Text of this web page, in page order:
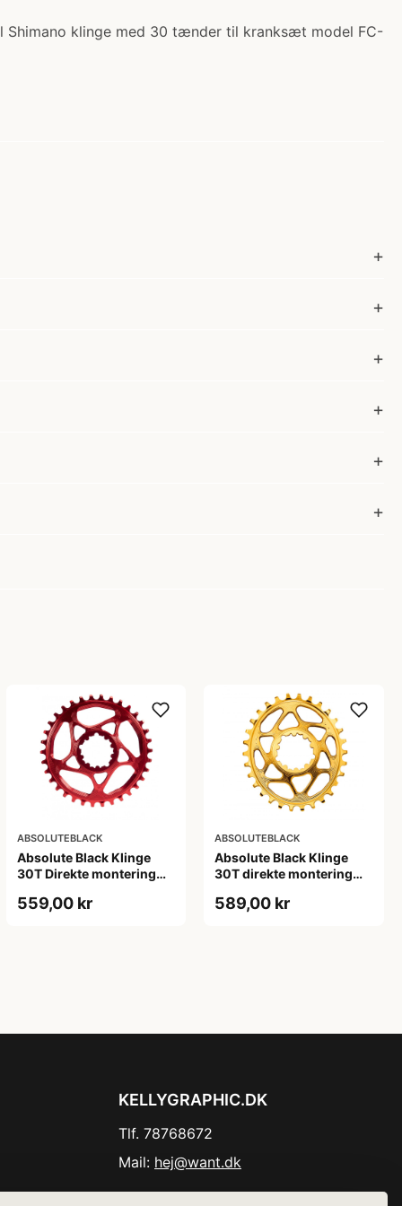
Shimano klinge med 30 tænder til kranksæt model FC-
ABSOLUTEBLACK
Absolute Black Klinge
30T Direkte montering
Rød
559,00 kr
ABSOLUTEBLACK
Absolute Black Klinge
30T direkte montering
589,00 kr
KELLYGRAPHIC.DK
Tlf. 78768672
Mail: hej@want.dk